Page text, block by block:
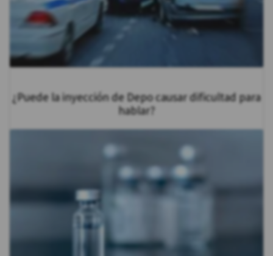
¿Puede la inyección de Depo causar dificultad para
hablar?